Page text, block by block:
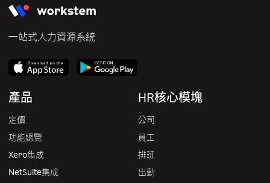
一站式人力資源系統
產品
定價
功能總覽
Xero集成
NetSuite集成
HR核心模塊
公司
員工
排班
出勤